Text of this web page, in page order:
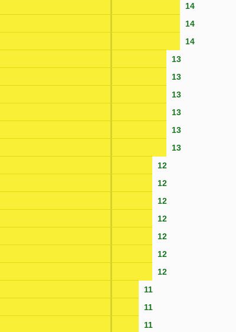
14
14
14
13
13
13
13
13
13
12
12
12
12
12
12
12
11
11
11